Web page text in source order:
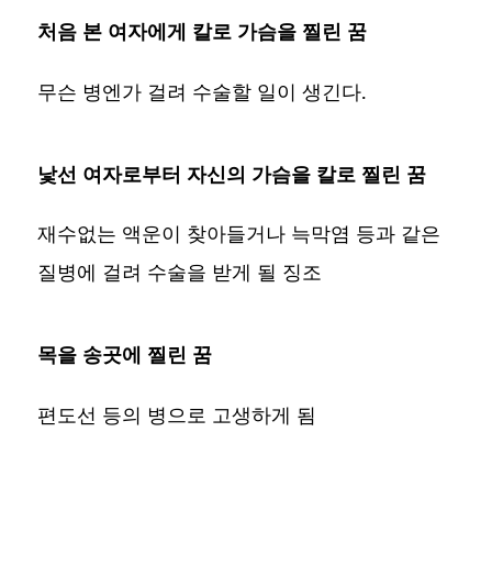
처음 본 여자에게 칼로 가슴을 찔린 꿈
무슨 병엔가 걸려 수술할 일이 생긴다.
낯선 여자로부터 자신의 가슴을 칼로 찔린 꿈
재수없는 액운이 찾아들거나 늑막염 등과 같은
질병에 걸려 수술을 받게 될 징조
목을 송곳에 찔린 꿈
편도선 등의 병으로 고생하게 됨